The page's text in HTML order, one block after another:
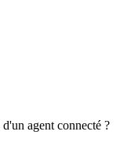
agent connecté ?